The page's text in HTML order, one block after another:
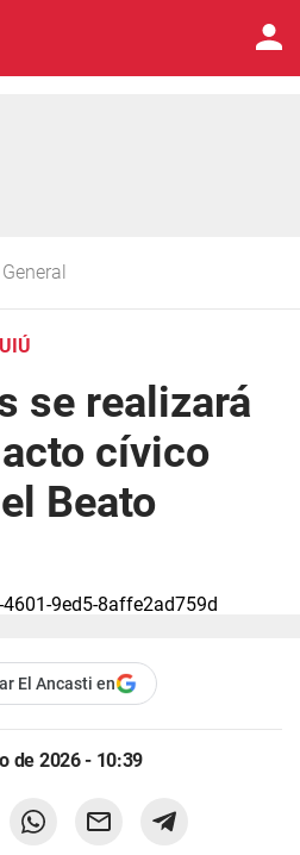
se realizará
cívico
Beato
El Ancasti en
de 2026 - 10:39